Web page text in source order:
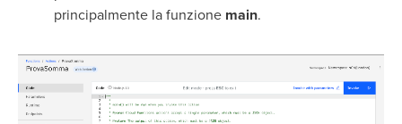
principalmente la funzione main.